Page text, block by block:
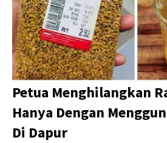
Petua Menghilangkan
Hanya Dengan
Di Dapur